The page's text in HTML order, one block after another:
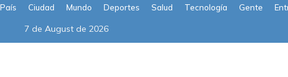
País Ciudad Mundo Deportes Salud Tecnología Gente
7 de August de 2026